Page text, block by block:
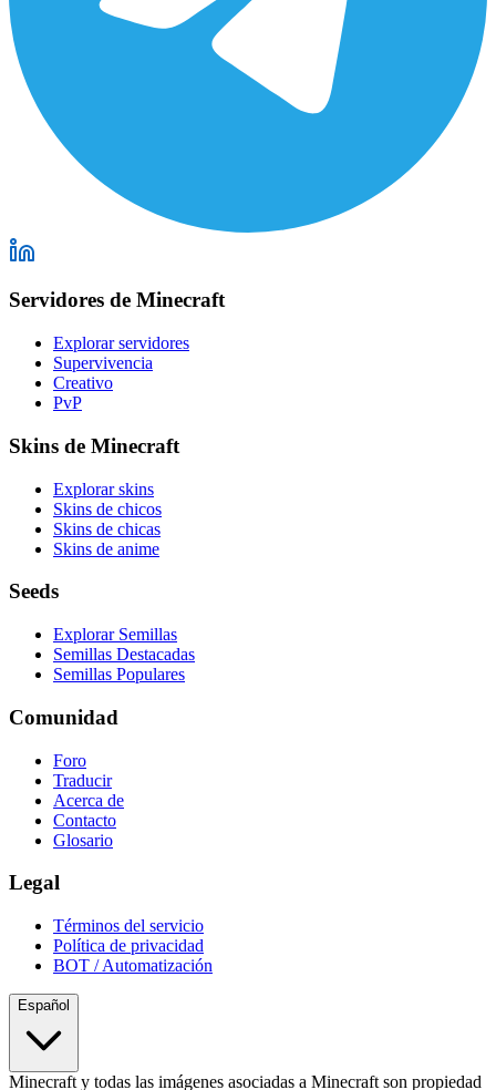
Servidores de Minecraft
Explorar servidores
Supervivencia
Creativo
PvP
Skins de Minecraft
Explorar skins
Skins de chicos
Skins de chicas
Skins de anime
Seeds
Explorar Semillas
Semillas Destacadas
Semillas Populares
Comunidad
Foro
Traducir
Acerca de
Contacto
Glosario
Legal
Términos del servicio
Política de privacidad
BOT / Automatización
Español
Minecraft y todas las imágenes asociadas a Minecraft son propiedad